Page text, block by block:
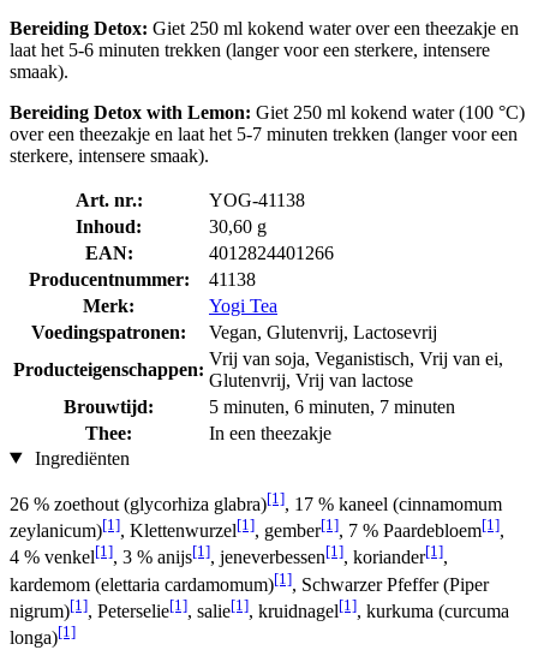
Bereiding Detox: Giet 250 ml kokend water over een theezakje en
laat het 5-6 minuten trekken (langer voor een sterkere, intensere
smaak).
Bereiding Detox with Lemon: Giet 250 ml kokend water (100 °C)
over een theezakje en laat het 5-7 minuten trekken (langer voor een
sterkere, intensere smaak).
Art. nr.:
YOG-41138
Inhoud:
30,60 g
EAN:
4012824401266
Producentnummer:
41138
Merk:
Yogi Tea
Voedingspatronen:
Vegan, Glutenvrij, Lactosevrij
Producteigenschappen:
Vrij van soja, Veganistisch, Vrij van ei,
Glutenvrij, Vrij van lactose
Brouwtijd:
5 minuten, 6 minuten, 7 minuten
Thee:
In een theezakje
Ingrediënten
26 % zoethout (glycorhiza glabra)[1], 17 % kaneel (cinnamomum
zeylanicum)[1], Klettenwurzel[1], gember[1], 7 % Paardebloem[1],
4 % venkel[1], 3 % anijs[1], jeneverbessen[1], koriander[1],
kardemom (elettaria cardamomum)[1], Schwarzer Pfeffer (Piper
nigrum)[1], Peterselie[1], salie[1], kruidnagel[1], kurkuma (curcuma
longa)[1]